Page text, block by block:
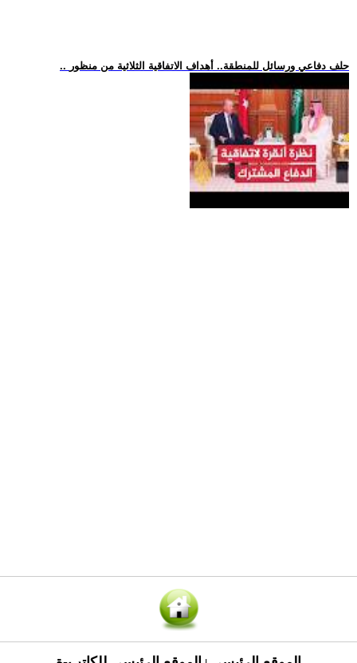
.. حلف دفاعي ورسائل للمنطقة.. أهداف الاتفاقية الثلاثية من منظور